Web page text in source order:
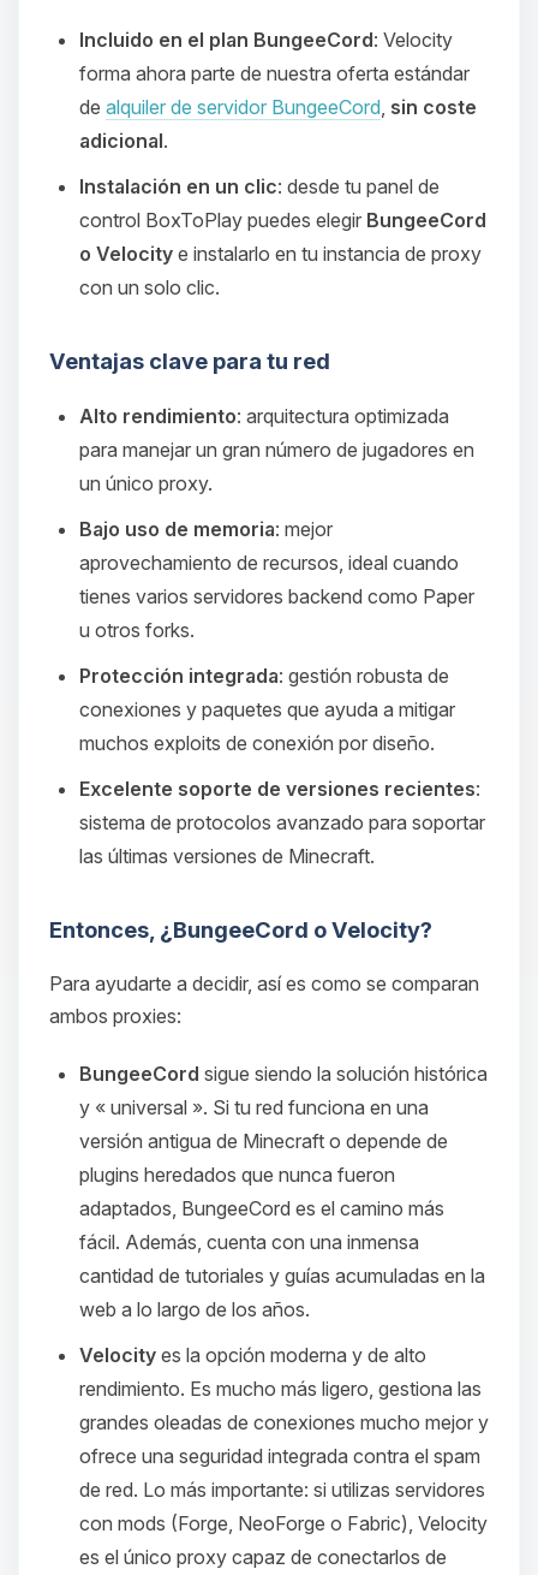
Incluido en el plan BungeeCord: Velocity
forma ahora parte de nuestra oferta estándar
de alquiler de servidor BungeeCord, sin coste
adicional.
Instalación en un clic: desde tu panel de
control BoxToPlay puedes elegir BungeeCord
o Velocity e instalarlo en tu instancia de proxy
con un solo clic.
Ventajas clave para tu red
Alto rendimiento: arquitectura optimizada
para manejar un gran número de jugadores en
un único proxy.
Bajo uso de memoria: mejor
aprovechamiento de recursos, ideal cuando
tienes varios servidores backend como Paper
u otros forks.
Protección integrada: gestión robusta de
conexiones y paquetes que ayuda a mitigar
muchos exploits de conexión por diseño.
Excelente soporte de versiones recientes:
sistema de protocolos avanzado para soportar
las últimas versiones de Minecraft.
Entonces, ¿BungeeCord o Velocity?
Para ayudarte a decidir, así es como se comparan
ambos proxies:
BungeeCord sigue siendo la solución histórica
y « universal ». Si tu red funciona en una
versión antigua de Minecraft o depende de
plugins heredados que nunca fueron
adaptados, BungeeCord es el camino más
fácil. Además, cuenta con una inmensa
cantidad de tutoriales y guías acumuladas en la
web a lo largo de los años.
Velocity es la opción moderna y de alto
rendimiento. Es mucho más ligero, gestiona las
grandes oleadas de conexiones mucho mejor y
ofrece una seguridad integrada contra el spam
de red. Lo más importante: si utilizas servidores
con mods (Forge, NeoForge o Fabric), Velocity
es el único proxy capaz de conectarlos de